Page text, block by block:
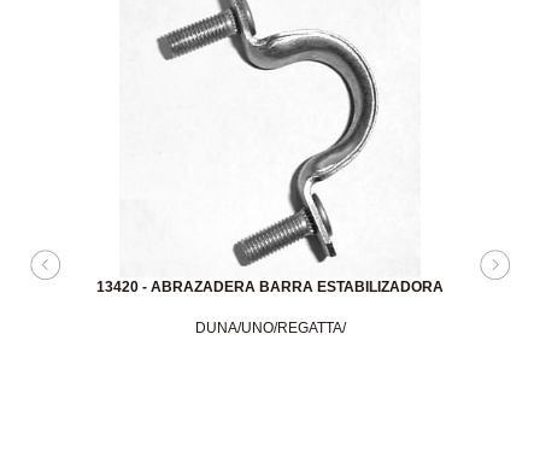
13420 - ABRAZADERA BARRA ESTABILIZADORA
DUNA/UNO/REGATTA/